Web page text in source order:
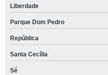
Liberdade
Parque Dom Pedro
República
Santa Cecília
Sé